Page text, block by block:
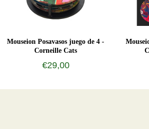
Mouseion Posavasos juego de 4 -
Corneille Cats
€29,00